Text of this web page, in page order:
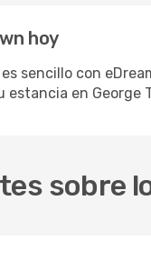
hoy
sencillo con
en George
sobre